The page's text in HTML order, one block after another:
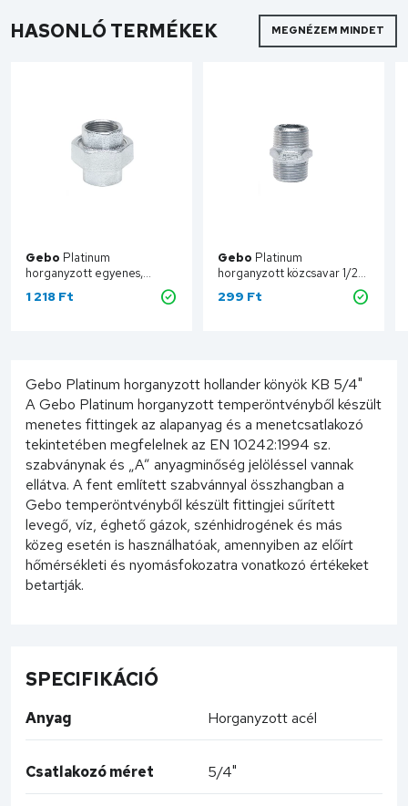
HASONLÓ TERMÉKEK MEGNÉZEM MINDET
Gebo Platinum
horganyzott egyenes,
laposan tömítő hollander
BB 1/2" 330-4V
1 218 Ft
Gebo Platinum
horganyzott közcsavar 1/2"
280-4V
299 Ft
Gebo Platinum horganyzott hollander könyök KB 5/4"
A Gebo Platinum horganyzott temperöntvényből készült
menetes fittingek az alapanyag és a menetcsatlakozó
tekintetében megfelelnek az EN 10242:1994 sz.
szabványnak és „A” anyagminőség jelöléssel vannak
ellátva. A fent említett szabvánnyal összhangban a
Gebo temperöntvényből készült fittingjei sűrített
levegő, víz, éghető gázok, szénhidrogének és más
közeg esetén is használhatóak, amennyiben az előírt
hőmérsékleti és nyomásfokozatra vonatkozó értékeket
betartják.
SPECIFIKÁCIÓ
Anyag Horganyzott acél
Csatlakozó méret 5/4"